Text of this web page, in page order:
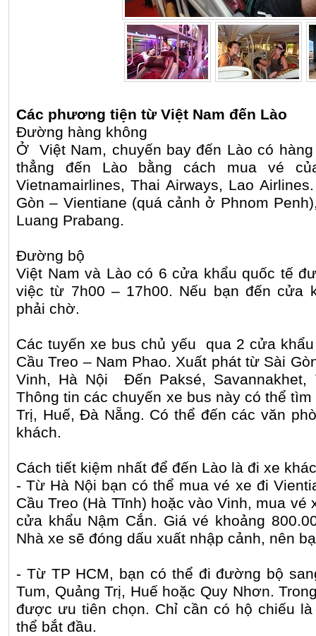
Các phương tiện từ Việt Nam đến Lào
Đường hàng không
Ở Việt Nam, chuyến bay đến Lào có
thẳng đến Lào bằng cách mua vé
Vietnamairlines, Thai Airways, Lao
Gòn – Vientiane (quá cảnh ở Phnom
Luang Prabang.
Đường bộ
Việt Nam và Lào có 6 cửa khẩu quốc tế
việc từ 7h00 – 17h00. Nếu bạn đến cửa
phải chờ.
Các tuyến xe bus chủ yếu qua 2 cửa
Cầu Treo – Nam Phao. Xuất phát từ Sài
Vinh, Hà Nội Đến Paksé, Savannakhet,
Thông tin các chuyến xe bus này có thể
Trị, Huế, Đà Nẵng. Có thể đến các văn
khách.
Cách tiết kiệm nhất để đến Lào là đi xe
- Từ Hà Nội bạn có thể mua vé xe đi
Cầu Treo (Hà Tĩnh) hoặc vào Vinh, mua vé
cửa khẩu Nậm Cắn. Giá vé khoảng
Nhà xe sẽ đóng dấu xuất nhập cảnh, nên
- Từ TP HCM, bạn có thể đi đường bộ
Tum, Quảng Trị, Huế hoặc Quy Nhơn.
được ưu tiên chọn. Chỉ cần có hộ chiếu
thể bắt đầu.